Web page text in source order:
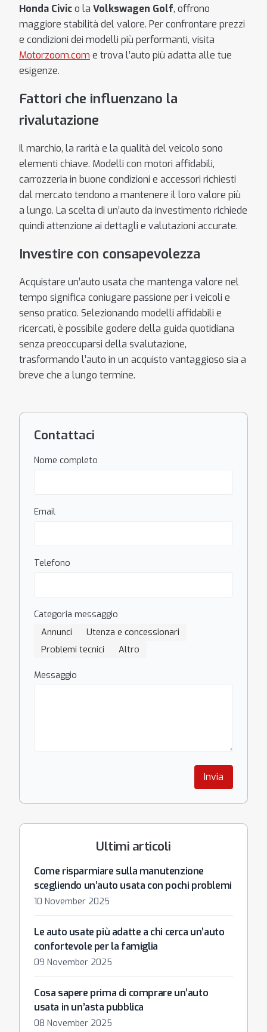
Honda Civico la Volkswagen Golf, offrono
maggiore stabilità del valore. Per confrontare prezzi
e condizioni dei modelli più performanti, visita
Motorzoom.com e trova l’auto più adatta alle tue
esigenze.
Fattori che influenzano la
rivalutazione
Il marchio, la rarità e la qualità del veicolo sono
elementi chiave. Modelli con motori affidabili,
carrozzeria in buone condizioni e accessori richiesti
dal mercato tendono a mantenere il loro valore più
a lungo. La scelta di un’auto da investimento richiede
quindi attenzione ai dettagli e valutazioni accurate.
Investire con consapevolezza
Acquistare un’auto usata che mantenga valore nel
tempo significa coniugare passione per i veicoli e
senso pratico. Selezionando modelli affidabili e
ricercati, è possibile godere della guida quotidiana
senza preoccuparsi della svalutazione,
trasformando l’auto in un acquisto vantaggioso sia a
breve che a lungo termine.
Contattaci
Nome completo
Email
Telefono
Categoria messaggio
Annunci
Utenza e concessionari
Problemi tecnici
Altro
Messaggio
Invia
Ultimi articoli
Come risparmiare sulla manutenzione
scegliendo un’auto usata con pochi problemi
10 November 2025
Le auto usate più adatte a chi cerca un’auto
confortevole per la famiglia
09 November 2025
Cosa sapere prima di comprare un’auto
usata in un’asta pubblica
08 November 2025